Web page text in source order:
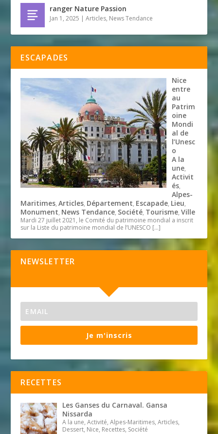
ranger Nature Passion
Jan 1, 2025 |Articles, News Tendance
ESCAPADES
Nice
entre
au
Patrim
oine
Mondi
al de
l’Unesc
o
A la
une,
Activit
és,
Alpes-
Maritimes,Articles, Département, Escapade, Lieu,
Monument, News Tendance, Société, Tourisme,Ville
Mardi 27 juillet 2021, le Comité du patrimoine mondial a inscrit
sur la Liste du patrimoine mondial de l’UNESCO […]
NEWSLETTER
Je m'inscris
RECETTES
Les Ganses du Carnaval. Gansa
Nissarda
A la une, Activité, Alpes-Maritimes, Articles,
Dessert, Nice, Recettes, Société